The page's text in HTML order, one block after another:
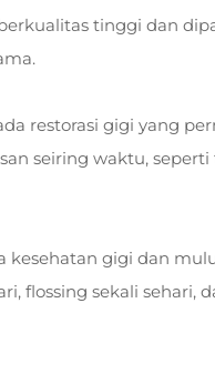
tinggi dan
restorasi gigi yang
seiring waktu,
gigi dan
flossing sekali sehari,